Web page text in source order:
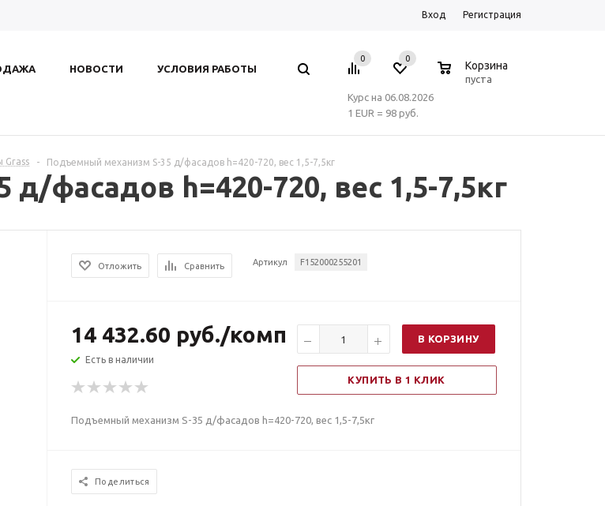
Вход Регистрация
НОВОСТИ УСЛОВИЯ РАБОТЫ
0 0
Корзина
пуста
Курс на 06.08.2026
1 EUR = 98 руб.
Grass - Подъемный механизм S-35 д/фасадов h=420-720, вес 1,5-7,5кг
фасадов h=420-720, вес 1,5-7,5кг
Отложить Сравнить Артикул F152000255201
14 432.60 руб./комп
Есть в наличии
В КОРЗИНУ
КУПИТЬ В 1 КЛИК
Подъемный механизм S-35 д/фасадов h=420-720, вес 1,5-7,5кг
Поделиться